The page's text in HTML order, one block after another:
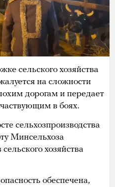
сельского хозяйства
на сложности
дорогам и передает
в боях.
сельхозпроизводства
Минсельхоза
хозяйства
обеспечена,